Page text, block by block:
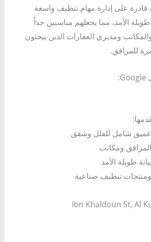
على إدارة مهام تنظيف واسعة
الأمد، مما يجعلهم مناسبين جداً
ومديري العقارات الذين يبحثون
للمرافق.
شامل للفلل وشقق
ومكاتب
طويلة الأمد
تنظيف صناعية
Ibn Khaldoun St, Al